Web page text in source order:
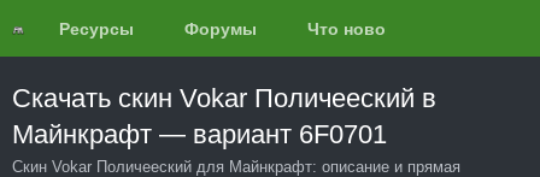
Ресурсы Форумы Что нового?
Скачать скин Vokar Поличееский в
Майнкрафт — вариант 6F0701
Скин Vokar Поличееский для Майнкрафт: описание и прямая